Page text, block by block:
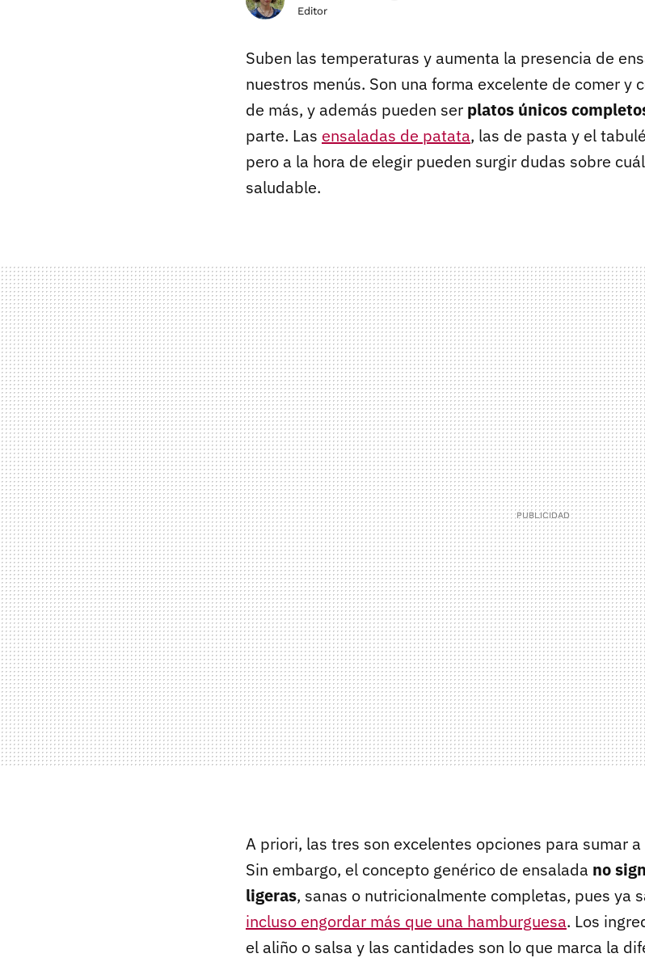
Editor
Suben las temperaturas y aumenta la presencia de
nuestros menús. Son una forma excelente de comer y
de más, y además pueden ser platos únicos
parte. Las ensaladas de patata, las de pasta y el
pero a la hora de elegir pueden surgir dudas sobre
saludable.
A priori, las tres son excelentes opciones para sumar
Sin embargo, el concepto genérico de ensalada no
ligeras, sanas o nutricionalmente completas, pues ya
incluso engordar más que una hamburguesa. Los
el aliño o salsa y las cantidades son lo que marca la